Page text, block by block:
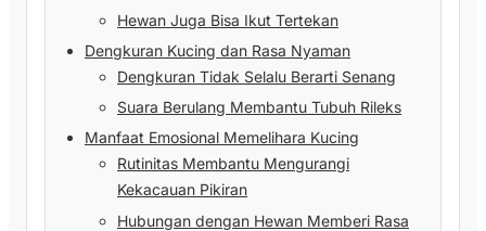
Hewan Juga Bisa Ikut Tertekan
Dengkuran Kucing dan Rasa Nyaman
Dengkuran Tidak Selalu Berarti Senang
Suara Berulang Membantu Tubuh Rileks
Manfaat Emosional Memelihara Kucing
Rutinitas Membantu Mengurangi
Kekacauan Pikiran
Hubungan dengan Hewan Memberi Rasa